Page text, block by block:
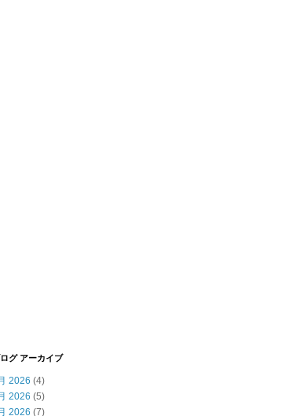
グ アーカイブ
2026 (4)
2026 (5)
2026 (7)